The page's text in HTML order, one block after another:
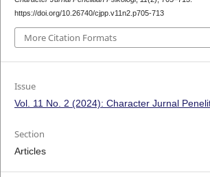
https://doi.org/10.26740/cjpp.v11n2.p705-713
More Citation Formats
Issue
Vol. 11 No. 2 (2024): Character Jurnal
Section
Articles